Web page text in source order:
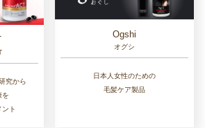
究から
を
ト
Ogshi
オグシ
日本人女性のための
毛髪ケア製品